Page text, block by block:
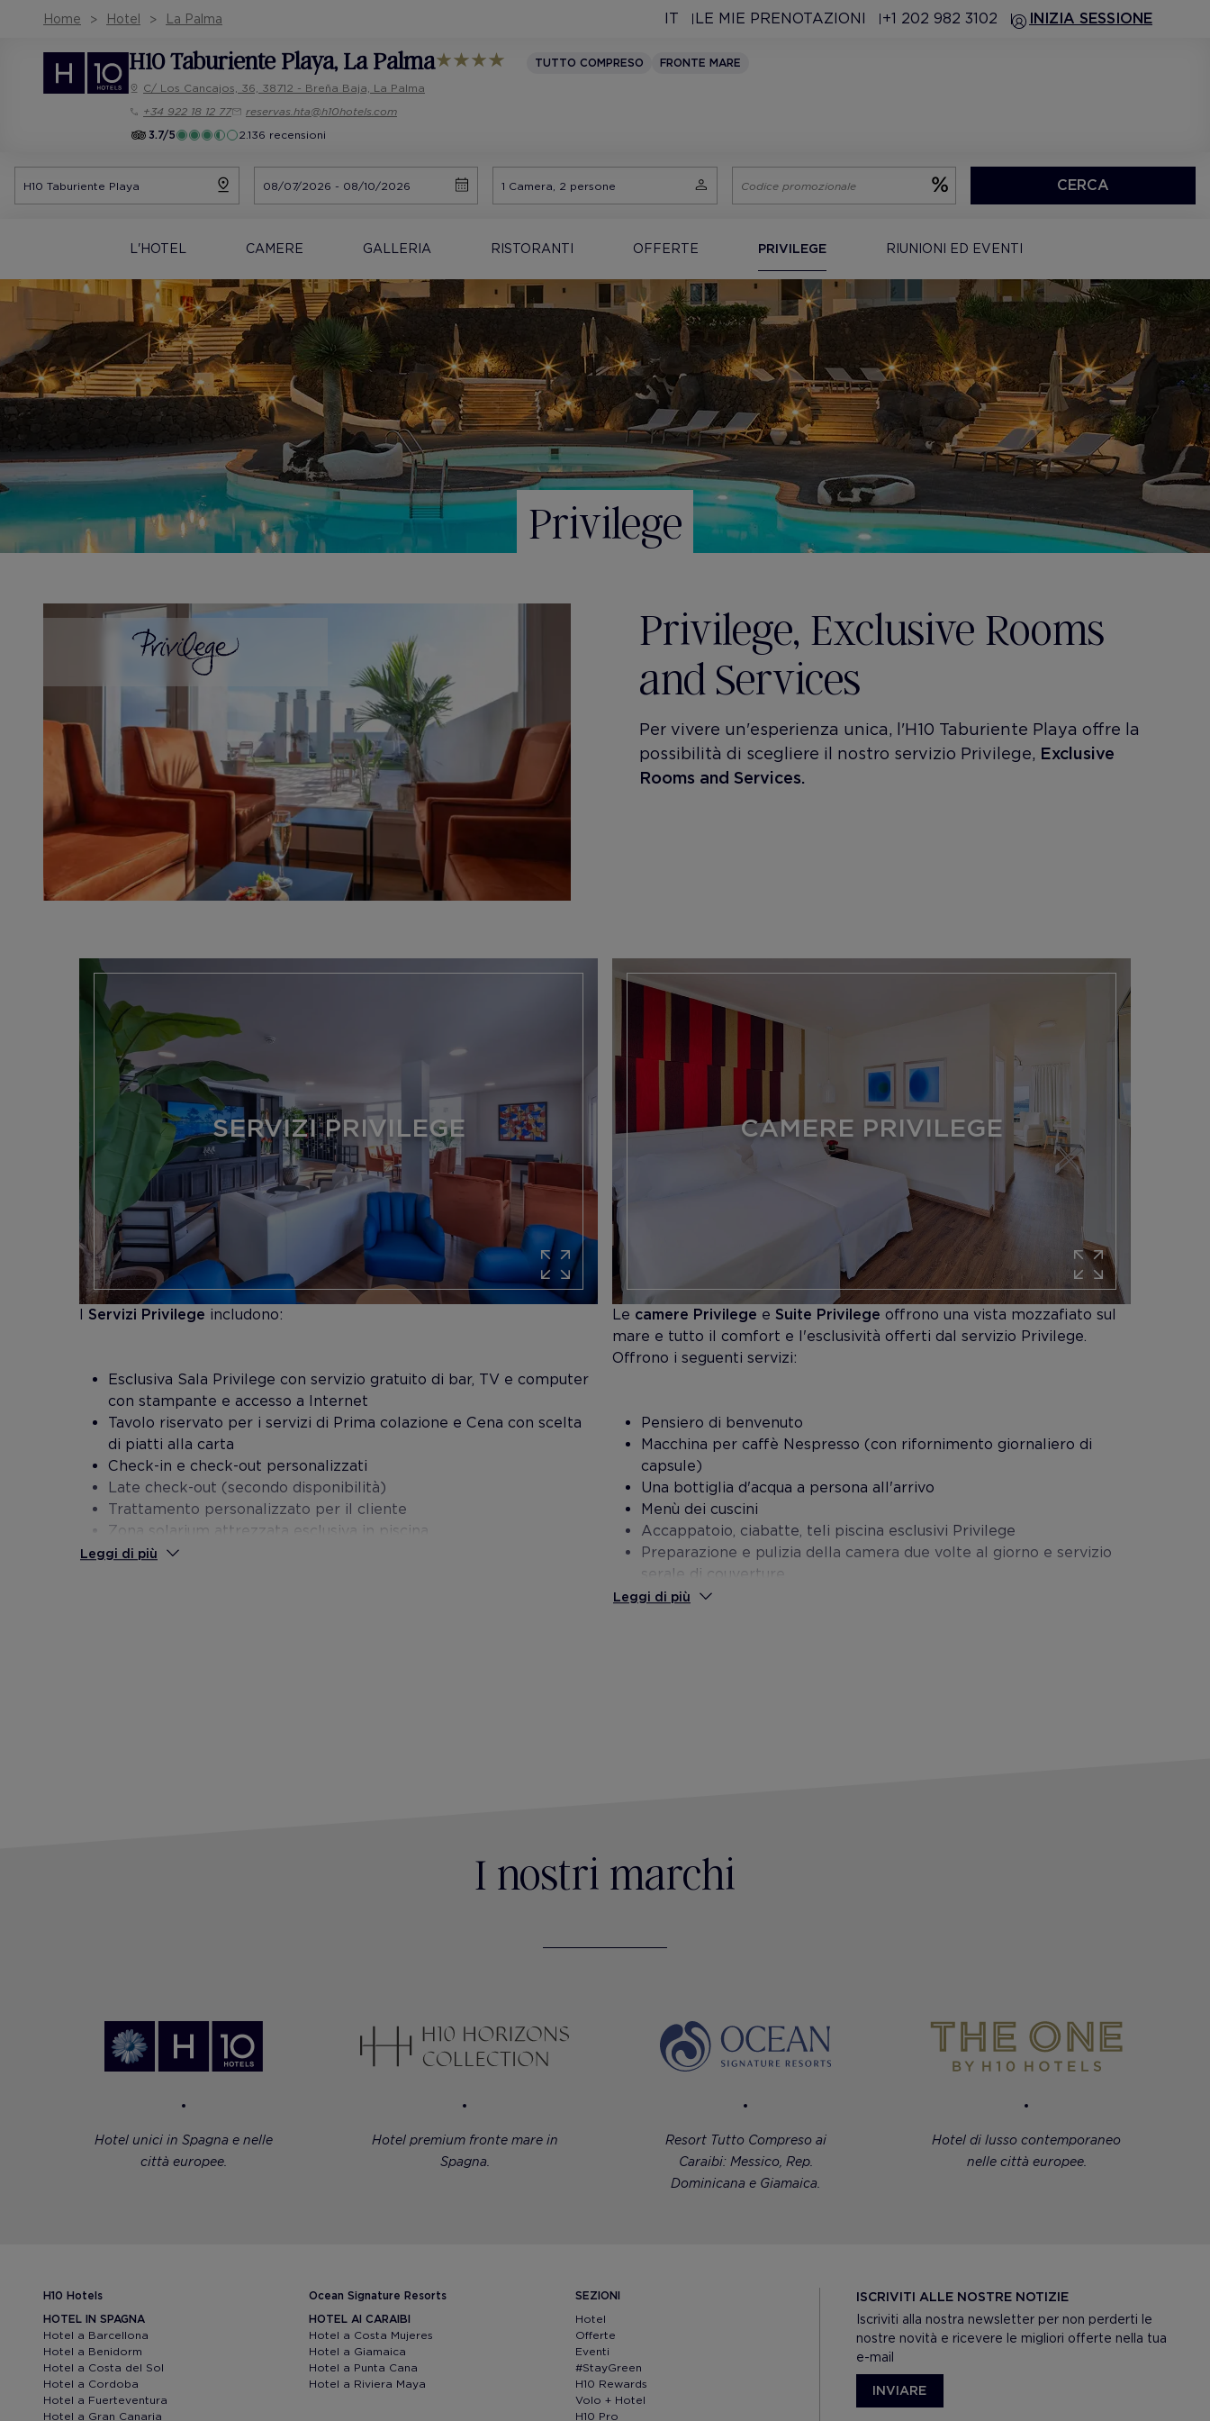
Home Hotel La Palma IT LE MIE PRENOTAZIONI +1 202 982 3102 INIZIA SESSIONE
H10 Taburiente Playa, La Palma TUTTO COMPRESO
FRONTE MARE
C/ Los Cancajos, 36, 38712 - Breña Baja, La Palma
+34 922 18 12 77
reservas.hta@h10hotels.com
3.7/5
2.136 recensioni
CERCA
L'HOTEL CAMERE GALLERIA RISTORANTI OFFERTE PRIVILEGE RIUNIONI ED EVENTI
Privilege
Privilege, Exclusive Rooms
and Services
Per vivere un'esperienza unica, l'H10 Taburiente Playa offre la
possibilità di scegliere il nostro servizio Privilege, Exclusive
Rooms and Services.
SERVIZI PRIVILEGE
I Servizi Privilege includono:
Esclusiva Sala Privilege con servizio gratuito di bar, TV e computer
con stampante e accesso a Internet
Tavolo riservato per i servizi di Prima colazione e Cena con scelta
di piatti alla carta
Check-in e check-out personalizzati
Late check-out (secondo disponibilità)
Trattamento personalizzato per il cliente
Zona solarium attrezzata esclusiva in piscina
Leggi di più
CAMERE PRIVILEGE
Le camere Privilege e Suite Privilege offrono una vista mozzafiato sul
mare e tutto il comfort e l'esclusività offerti dal servizio Privilege.
Offrono i seguenti servizi:
Pensiero di benvenuto
Macchina per caffè Nespresso (con rifornimento giornaliero di
capsule)
Una bottiglia d'acqua a persona all'arrivo
Menù dei cuscini
Accappatoio, ciabatte, teli piscina esclusivi Privilege
Preparazione e pulizia della camera due volte al giorno e servizio
serale di couverture
Leggi di più
I nostri marchi
Hotel unici in Spagna e nelle
città europee.
Hotel premium fronte mare in
Spagna.
Resort Tutto Compreso ai
Caraibi: Messico, Rep.
Dominicana e Giamaica.
Hotel di lusso contemporaneo
nelle città europee.
H10 Hotels
HOTEL IN SPAGNA
Hotel a Barcellona
Hotel a Benidorm
Hotel a Costa del Sol
Hotel a Cordoba
Hotel a Fuerteventura
Hotel a Gran Canaria
Ocean Signature Resorts
HOTEL AI CARAIBI
Hotel a Costa Mujeres
Hotel a Giamaica
Hotel a Punta Cana
Hotel a Riviera Maya
SEZIONI
Hotel
Offerte
Eventi
#StayGreen
H10 Rewards
Volo + Hotel
H10 Pro
ISCRIVITI ALLE NOSTRE NOTIZIE
Iscriviti alla nostra newsletter per non perderti le
nostre novità e ricevere le migliori offerte nella tua
e-mail
INVIARE